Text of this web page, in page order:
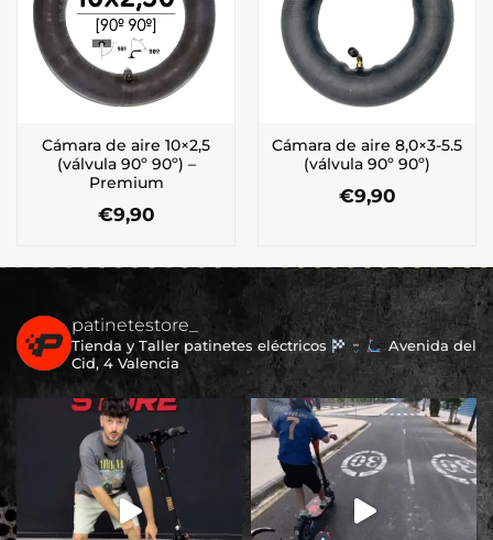
Cámara de aire 10×2,5
(válvula 90º 90º) –
Premium
€9,90
Cámara de aire 8,0×3-5.5
(válvula 90º 90º)
€9,90
patinetestore_
Tienda y Taller patinetes eléctricos
Avenida del
Cid, 4 Valencia